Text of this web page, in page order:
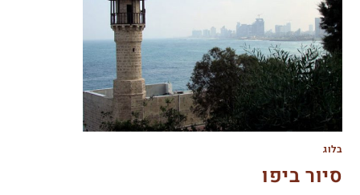
בלוג
סיור ביפו